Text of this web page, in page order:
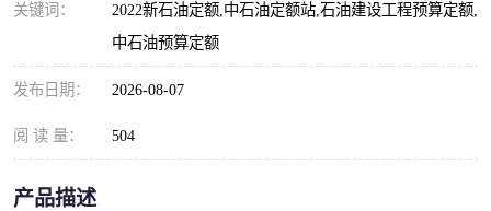
关键词：
2022新石油定额,中石油定额站,石油建设工程预算定额,
中石油预算定额
发布日期： 2026-08-07
阅 读 量： 504
产品描述
黄金矿山工程预算定额 冶金工业矿山建设工程预
算定额2
冶金工业建设工程预算定
额
人防工程预算定额
电子工程概预算定额